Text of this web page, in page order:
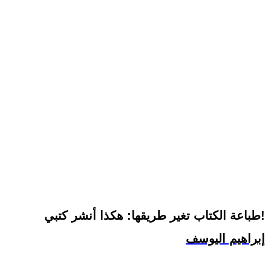
طباعة الكتاب تغير طريقها: هكذا أنشر كتبي!
إبراهيم اليوسف